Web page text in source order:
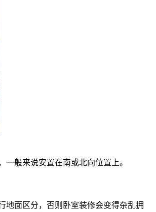
般来说安置在南或北向位置上。
面区分，否则卧室装修会变得杂乱拥